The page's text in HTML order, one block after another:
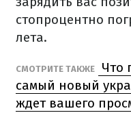
стопроцентно
лета.
СМОТРИТЕ ТАКЖЕ
Что
самый новый
ждет вашего